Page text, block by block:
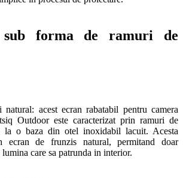
sub forma de ramuri de
acest ecran rabatabil pentru camera
Outdoor este caracterizat prin ramuri de
la o baza din otel inoxidabil lacuit. Acesta
ecran de frunzis natural, permitand doar
care sa patrunda in interior.